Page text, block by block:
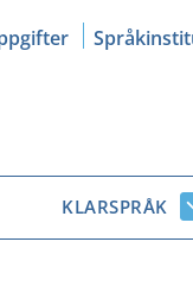
KLARSPRÅK